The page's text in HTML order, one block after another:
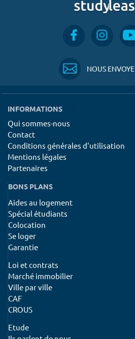
NOUS
INFORMATIONS
Qui sommes-nous
Contact
Conditions générales d'utilisation
Mentions légales
Partenaires
BONS PLANS
Aides au logement
Spécial étudiants
Colocation
Se loger
Garantie
Loi et contrats
Marché immobilier
Ville par ville
CAF
CROUS
Etude